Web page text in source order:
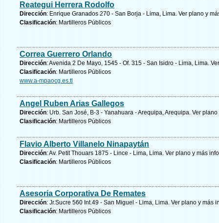
Reategui Herrera Rodolfo
Dirección: Enrique Granados 270 - San Borja - Lima, Lima. Ver plano y
Clasificación: Martilleros Públicos
Correa Guerrero Orlando
Dirección: Avenida 2 De Mayo, 1545 - Of. 315 - San Isidro - Lima, Lima.
Clasificación: Martilleros Públicos
www.a-mpaocg.es.tl
Angel Ruben Arias Gallegos
Dirección: Urb. San José, B-3 - Yanahuara - Arequipa, Arequipa. Ver plano
Clasificación: Martilleros Públicos
Flavio Alberto Villanelo Ninapaytán
Dirección: Av. Petit Thouars 1875 - Lince - Lima, Lima. Ver plano y más
Clasificación: Martilleros Públicos
Asesoria Corporativa De Remates
Dirección: Jr.Sucre 560 Int.49 - San Miguel - Lima, Lima. Ver plano y más
Clasificación: Martilleros Públicos